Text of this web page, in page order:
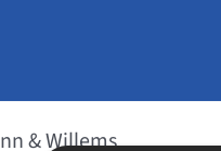
& Willems